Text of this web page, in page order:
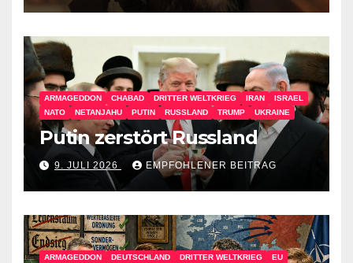
ARMAGEDDON CHABAD DRITTER WELTKRIEG IRAN
ISRAEL
NATO
NETANJAHU PUTIN RUSSLAND TRUMP UKRAINE
Putin zerstört Russland
9. JULI 2026 EMPFOHLENER BEITRAG
ARMAGEDDON DEUTSCHLAND DRITTER WELTKRIEG
EU